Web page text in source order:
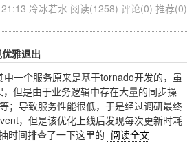
冷冰若水 阅读(1258) 评论(0) 推荐(0)
雅退出
一个服务原来是基于tornado开发的，虽
但是由于业务逻辑中存在大量的同步操
；导致服务性能很低，于是经过调研最终
，但是该优化上线后发现每次更新时耗
时间排查了一下这里的 阅读全文